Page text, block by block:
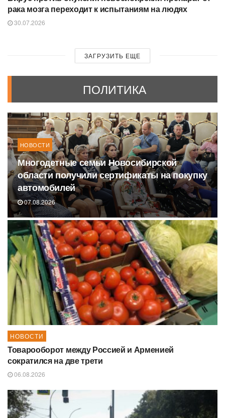
рака мозга переходит к испытаниям на людях
30.07.2026
ЗАГРУЗИТЬ ЕЩЕ
ПОЛИТИКА
НОВОСТИ
Многодетные семьи Новосибирской
области получили сертификаты на покупку
автомобилей
07.08.2026
НОВОСТИ
Товарооборот между Россией и Арменией
сократился на две трети
06.08.2026